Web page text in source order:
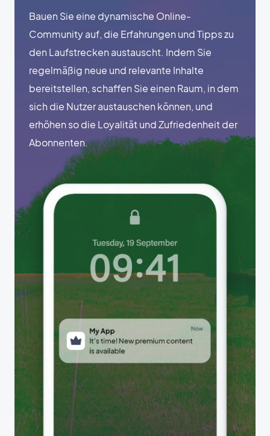
Bauen Sie eine dynamische Online-
Community auf, die Erfahrungen und Tipps zu
den Laufstrecken austauscht. Indem Sie
regelmäßig neue und relevante Inhalte
bereitstellen, schaffen Sie einen Raum, in dem
sich die Nutzer austauschen können, und
erhöhen so die Loyalität und Zufriedenheit der
Abonnenten.